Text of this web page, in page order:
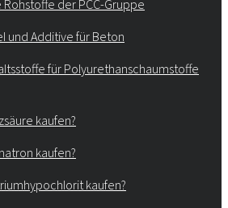
der PCC-Gruppe
und Additive für Beton
für Polyurethanschaumstoffe
kaufen?
kaufen?
kaufen?